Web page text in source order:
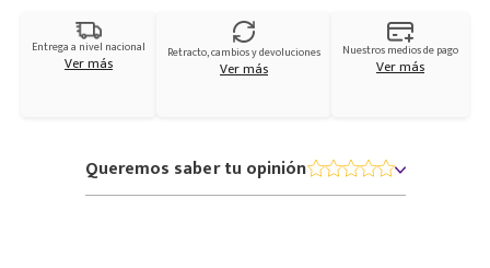
Entrega a nivel nacional
Ver más Retracto, cambios y devoluciones
Ver más
Nuestros medios de pago
Ver más
Queremos saber tu opinión